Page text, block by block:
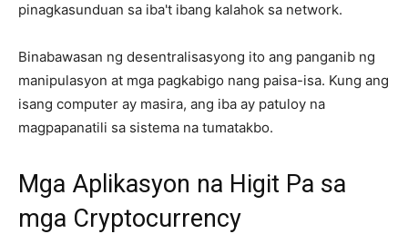
pinagkasunduan sa iba't ibang kalahok sa network.
Binabawasan ng desentralisasyong ito ang panganib ng
manipulasyon at mga pagkabigo nang paisa-isa. Kung ang
isang computer ay masira, ang iba ay patuloy na
magpapanatili sa sistema na tumatakbo.
Mga Aplikasyon na Higit Pa sa
mga Cryptocurrency